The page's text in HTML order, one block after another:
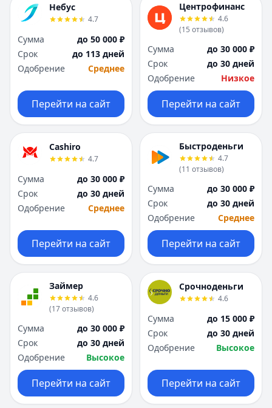
Тольятти
Томск
Тюмень
Ульяновск
Уфа
Х
Хабаровск
Ч
Чебоксары
Челябинск
Ярославль
Вся Россия
Тольятти
Томск
Тюмень
Ульяновск
Уфа
Х
Хабаровск
Ч
Чебоксары
Челябинск
Ярославль
Вся Россия
Небус
4.7
Сумма
до 50 000 ₽
Срок
до 113 дней
Одобрение
Среднее
Перейти на сайт
Центрофинанс
4.6
(15 отзывов)
Сумма
до 30 000 ₽
Срок
до 30 дней
Одобрение
Низкое
Перейти на сайт
Cashiro
4.7
Сумма
до 30 000 ₽
Срок
до 30 дней
Одобрение
Среднее
Перейти на сайт
Быстроденьги
4.7
(11 отзывов)
Сумма
до 30 000 ₽
Срок
до 30 дней
Одобрение
Среднее
Перейти на сайт
Займер
4.6
(17отзывов)
Сумма
до 30 000 ₽
Срок
до 30 дней
Одобрение
Высокое
Перейти на сайт
Срочноденьги
4.6
Сумма
до 15 000 ₽
Срок
до 30 дней
Одобрение
Высокое
Перейти на сайт